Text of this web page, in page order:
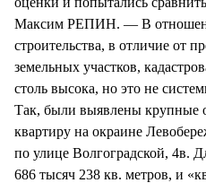
Максим РЕПИН. — В
строительства, в отличие от
земельных участков,
столь высока, но это не
Так, были выявлены крупные
квартиру на окраине
по улице Волгоградской, 4в.
686 тысяч 238 кв. метров, и